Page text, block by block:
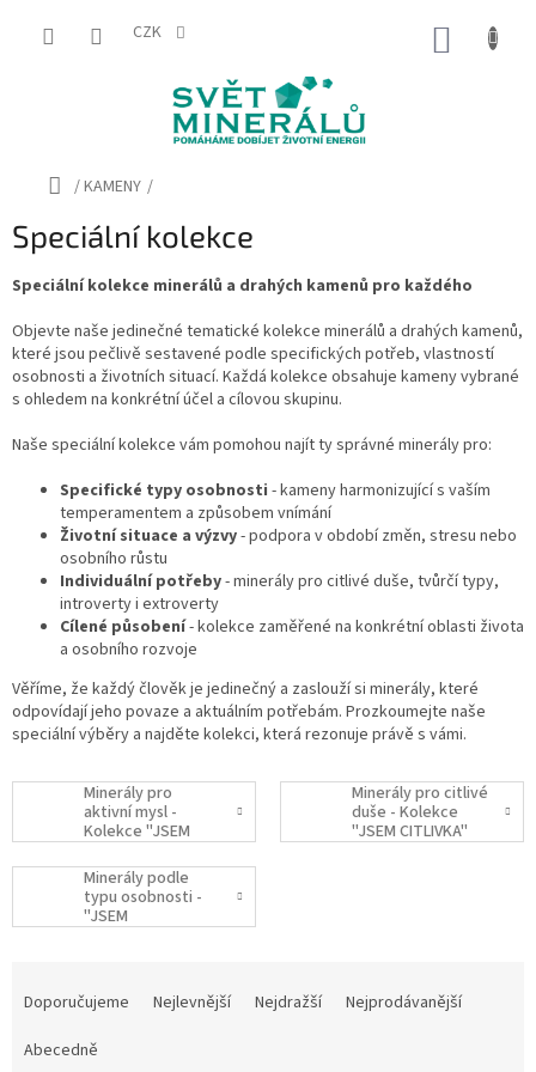
CZK
Domů
/KAMENY /
Speciální kolekce
Speciální kolekce minerálů a drahých kamenů pro každého
Objevte naše jedinečné tematické kolekce minerálů a drahých kamenů,
které jsou pečlivě sestavené podle specifických potřeb, vlastností
osobnosti a životních situací. Každá kolekce obsahuje kameny vybrané
s ohledem na konkrétní účel a cílovou skupinu.
Naše speciální kolekce vám pomohou najít ty správné minerály pro:
Specifické typy osobnosti - kameny harmonizující s vaším
temperamentem a způsobem vnímání
Životní situace a výzvy- podpora v období změn, stresu nebo
osobního růstu
Individuální potřeby- minerály pro citlivé duše, tvůrčí typy,
introverty i extroverty
Cílené působení- kolekce zaměřené na konkrétní oblasti života
a osobního rozvoje
Věříme, že každý člověk je jedinečný a zaslouží si minerály, které
odpovídají jeho povaze a aktuálním potřebám. Prozkoumejte naše
speciální výběry a najděte kolekci, která rezonuje právě s vámi.
Minerály pro
aktivní mysl -
Kolekce "JSEM
JINAK" (ADHD,
nepozornost,
hyperaktivita)
Minerály pro citlivé
duše - Kolekce
"JSEM CITLIVKA"
Minerály podle
typu osobnosti -
"JSEM
OSOBNOST"
Doporučujeme Nejlevnější Nejdražší
Nejprodávanější
Abecedně